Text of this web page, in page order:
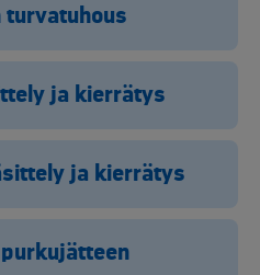
turvatuhous
ja kierrätys
ja kierrätys